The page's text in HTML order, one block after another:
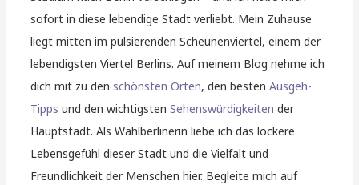
sofort in diese lebendige Stadt verliebt. Mein Zuhause
liegt mitten im pulsierenden Scheunenviertel, einem der
lebendigsten Viertel Berlins. Auf meinem Blog nehme ich
dich mit zu denschönsten Orten, den bestenAusgeh-
Tipps und den wichtigstenSehenswürdigkeiten der
Hauptstadt. Als Wahlberlinerin liebe ich das lockere
Lebensgefühl dieser Stadt und die Vielfalt und
Freundlichkeit der Menschen hier. Begleite mich auf